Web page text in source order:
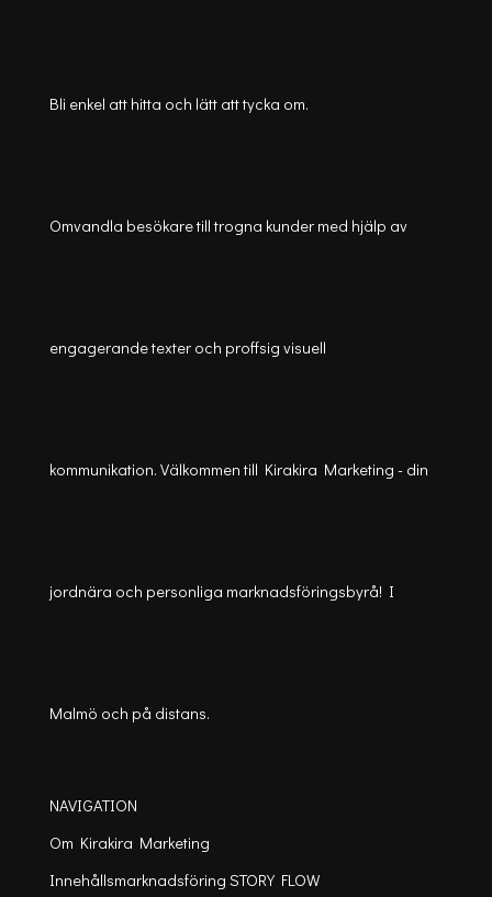
Bli enkel att hitta och lätt att tycka om.
Omvandla besökare till trogna kunder med hjälp av
engagerande texter och proffsig visuell
kommunikation. Välkommen till Kirakira Marketing - din
jordnära och personliga marknadsföringsbyrå! I
Malmö och på distans.
NAVIGATION
Om Kirakira Marketing
Innehållsmarknadsföring STORY FLOW